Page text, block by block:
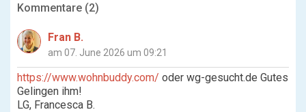
Kommentare (2)
Fran B.
am 07. June 2026 um 09:21
https://www.wohnbuddy.com/ oder wg-gesucht.de Gutes
Gelingen ihm!
LG, Francesca B.